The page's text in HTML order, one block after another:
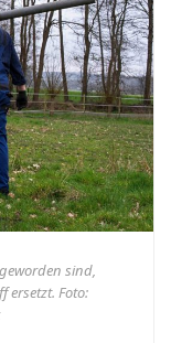
sind,
ersetzt. Foto: